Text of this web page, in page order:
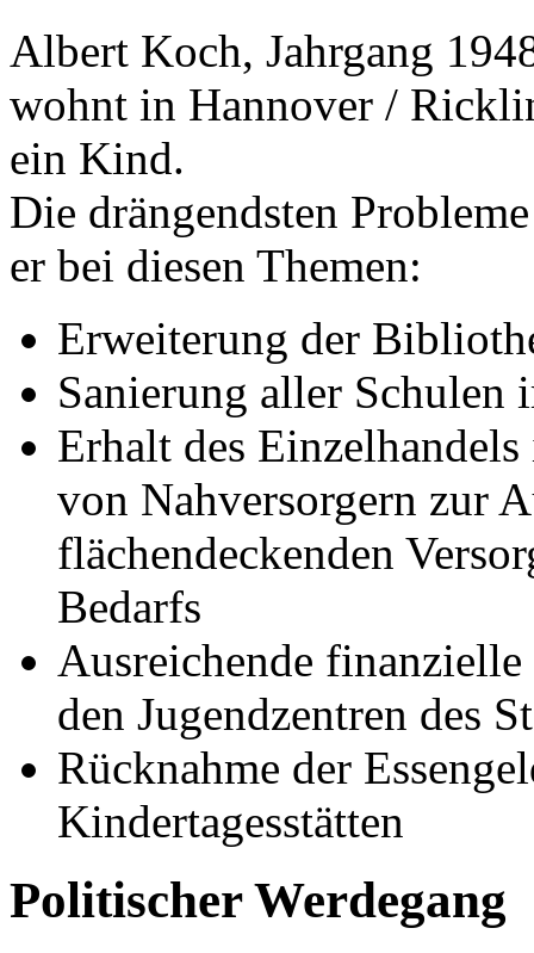
Albert Koch, Jahrgang
wohnt in Hannover /
ein Kind.
Die drängendsten
er bei diesen Themen:
Erweiterung der
Sanierung aller
Erhalt des
von Nahversorgern zur
flächendeckenden
Bedarfs
Ausreichende
den Jugendzentren des
Rücknahme der
Kindertagesstätten
Politischer Werdegang